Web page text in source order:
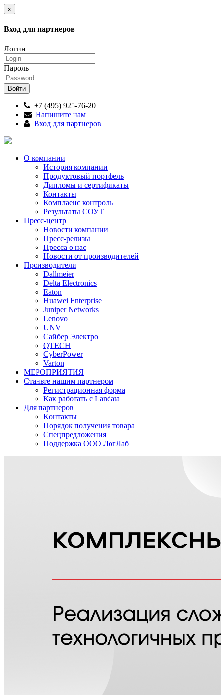
x
Вход для партнеров
Логин
Пароль
+7 (495) 925-76-20
Напишите нам
Вход для партнеров
О компании
История компании
Продуктовый портфель
Дипломы и сертификаты
Контакты
Комплаенс контроль
Результаты СОУТ
Пресс-центр
Новости компании
Пресс-релизы
Пресса о нас
Новости от производителей
Производители
Dallmeier
Delta Electronics
Eaton
Huawei Enterprise
Juniper Networks
Lenovo
UNV
Сайбер Электро
QTECH
CyberPower
Varton
МЕРОПРИЯТИЯ
Станьте нашим партнером
Регистрационная форма
Как работать с Landata
Для партнеров
Кoнтaкты
Порядок получения товара
Спецпредложения
Поддержка ООО ЛогЛаб